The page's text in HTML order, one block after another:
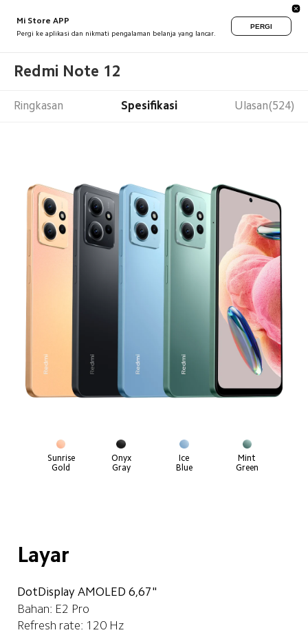
Mi Store APP
Pergi ke aplikasi dan nikmati pengalaman belanja yang lancar.
PERGI
Redmi Note 12
Ringkasan Spesifikasi Ulasan(524)
Sunrise
Gold
Gray
Blue
Mint
Green
Layar
DotDisplay AMOLED 6,67"
Bahan: E2 Pro
Refresh rate: 120 Hz